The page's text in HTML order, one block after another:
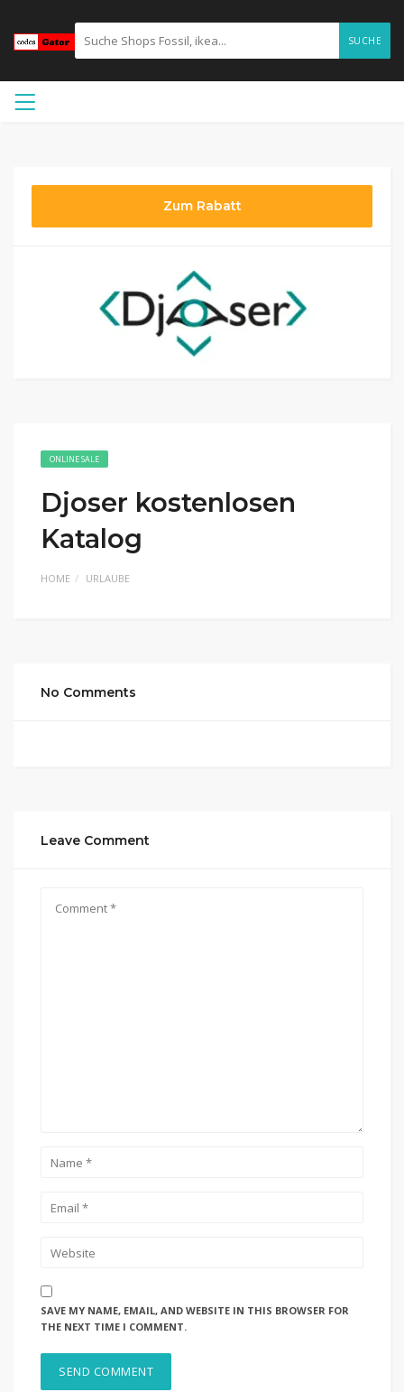
SUCHE
Zum Rabatt
ONLINE SALE
Djoser kostenlosen
Katalog
HOME URLAUBE
No Comments
Leave Comment
SAVE MY NAME, EMAIL, AND WEBSITE IN THIS BROWSER FOR
THE NEXT TIME I COMMENT.